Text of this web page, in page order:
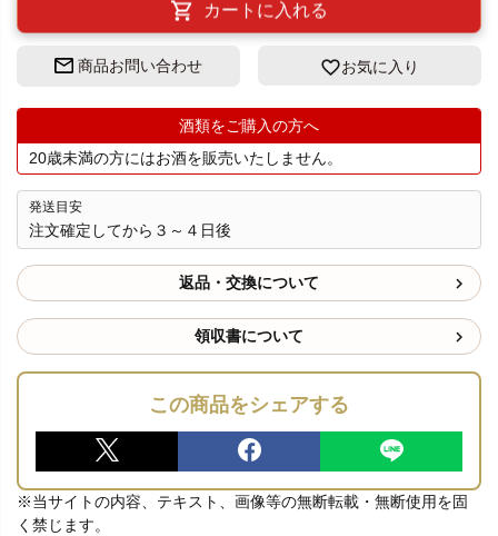
カートに入れる
商品お問い合わせ お気に入り
酒類をご購入の方へ
20歳未満の方にはお酒を販売いたしません。
発送目安
注文確定してから３～４日後
返品・交換について
領収書について
この商品をシェアする
※当サイトの内容、テキスト、画像等の無断転載・無断使用を固
く禁じます。